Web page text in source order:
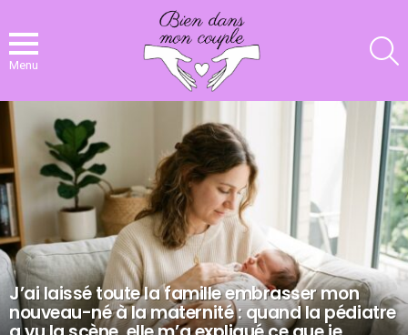
Menu
NOS
DERNIERS
ARTICLES
J’ai laissé toute la famille embrasser mon
nouveau-né à la maternité : quand la pédiatre